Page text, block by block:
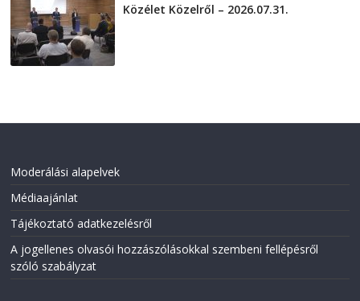
Közélet Közelről – 2026.07.31.
Moderálási alapelvek
Médiaajánlat
Tájékoztató adatkezelésről
A jogellenes olvasói hozzászólásokkal szembeni fellépésről
szóló szabályzat